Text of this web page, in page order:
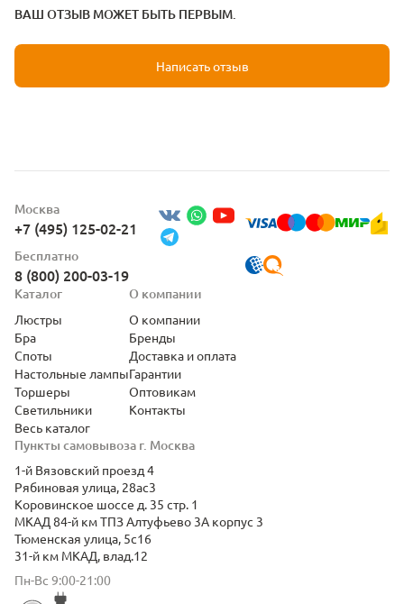
ВАШ ОТЗЫВ МОЖЕТ БЫТЬ ПЕРВЫМ.
Написать отзыв
Москва
+7 (495) 125-02-21
Бесплатно
8 (800) 200-03-19
Пункты самовывоза г. Москва
1-й Вязовский проезд 4
Рябиновая улица, 28ас3
Коровинское шоссе д. 35 стр. 1
МКАД 84-й км ТПЗ Алтуфьево 3А корпус 3
Тюменская улица, 5с16
31-й км МКАД, влад.12
Пн-Вс 9:00-21:00
Каталог
Люстры
Бра
Споты
Настольные лампы
Торшеры
Светильники
Весь каталог
О компании
О компании
Бренды
Доставка и оплата
Гарантии
Оптовикам
Контакты